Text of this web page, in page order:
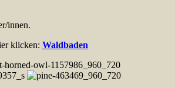
innen.
klicken: Waldbaden